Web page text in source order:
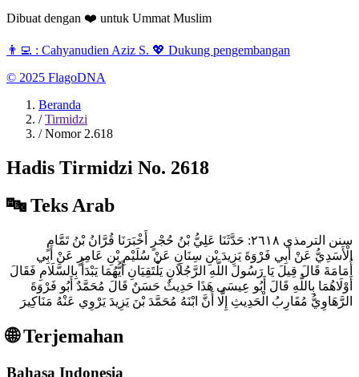
Dibuat dengan ❤️ untuk Ummat Muslim
👨‍💻 : Cahyanudien Aziz S. 💖 Dukung pengembangan
© 2025 FlagoDNA
Beranda
/ Tirmidzi
/ Nomor 2.618
Hadis Tirmidzi No. 2618
🔤 Teks Arab
سنن الترمذي ٢٦١٨: حَدَّثَنَا عَلِيُّ بْنُ حُجْرٍ أَخْبَرَنَا قُرَّانُ بْنُ تَمَّامٍ
الْأَسَدِيُّ عَنْ أَبِي فَرْوَةَ يَزِيدَ بْنِ سِنَانٍ عَنْ سُلَيْمِ بْنِ عَامِرٍ عَنْ أَبِي
أُمَامَةَ قَالَ قِيلَ يَا رَسُولَ اللَّهِ الرَّجُلَانِ يَلْتَقِيَانِ أَيُّهُمَا يَبْدَأُ بِالسَّلَامِ فَقَالَ
أَوْلَاهُمَا بِاللَّهِ قَالَ أَبُو عِيسَى هَذَا حَدِيثٌ حَسَنٌ قَالَ مُحَمَّدٌ أَبُو فَرْوَةَ
الرَّهَاوِيُّ مُقَارِبُ الْحَدِيثِ إِلَّا أَنَّ ابْنَهُ مُحَمَّدَ بْنَ يَزِيدَ يَرْوِي عَنْهُ مَنَاكِيرَ
🌐 Terjemahan
Bahasa Indonesia